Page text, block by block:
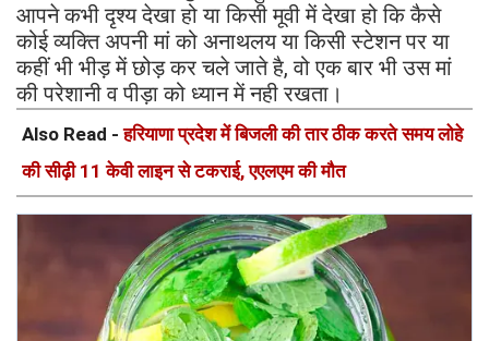
आपने कभी दृश्य देखा हो या किसी मूवी में देखा हो कि कैसे
कोई व्यक्ति अपनी मां को अनाथलय या किसी स्टेशन पर या
कहीं भी भीड़ में छोड़ कर चले जाते है, वो एक बार भी उस मां
की परेशानी व पीड़ा को ध्यान में नही रखता।
Also Read -हरियाणा प्रदेश में बिजली की तार ठीक करते समय लोहे
की सीढ़ी 11 केवी लाइन से टकराई, एएलएम की मौत